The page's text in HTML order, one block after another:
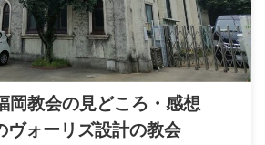
岡教会の見どころ・感想
ヴォーリズ設計の教会